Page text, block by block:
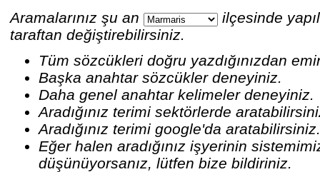
Aramalarınız şu an
ilçesinde
taraftan değiştirebilirsiniz.
Tüm sözcükleri doğru yazdığınızdan
Başka anahtar sözcükler deneyiniz.
Daha genel anahtar kelimeler deneyiniz.
Aradığınız terimi sektörlerde
Aradığınız terimi google'da
Eğer halen aradığınız işyerinin
düşünüyorsanız, lütfen bize bildiriniz.